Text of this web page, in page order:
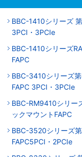
BBC-1410シリーズ
3PCI・3PCIe
BBC-1410シリーズ
FAPC
BBC-3410シリーズ
FAPC 3PCI・3PCIe
BBC-RM9410シリー
ックマウントFAPC
BBC-3520シリーズ
FAPC5PCI・2PCIe